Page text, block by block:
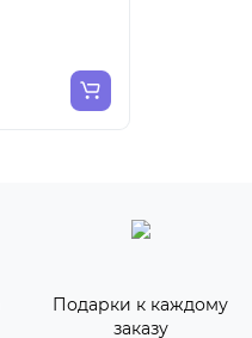
Подарки к каждому
заказу